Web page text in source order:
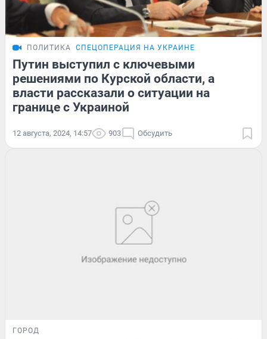
ПОЛИТИКА СПЕЦОПЕРАЦИЯ НА УКРАИНЕ
Путин выступил с ключевыми
решениями по Курской области, а
власти рассказали о ситуации на
границе с Украиной
12 августа, 2024, 14:57 903 Обсудить
ГОРОД